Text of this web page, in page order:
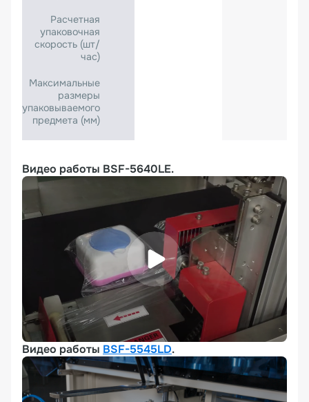
Расчетная
упаковочная
скорость (шт/
час)
Максимальные
размеры
упаковываемого
предмета (мм)
Видео работы BSF-5640LE.
Видео работы BSF-5545LD.